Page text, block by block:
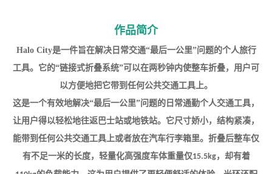
作品简介
Halo City是一件旨在解决日常交通“最后一公里”问题的个人旅行
工具。它的“链接式折叠系统”可以在两秒钟内使整车折叠，用户可
以方便地把它带到任何公共交通工具上。
这是一个有效地解决“最后一公里”问题的日常通勤个人交通工具，
让用户得以轻松地往返巴士站或地铁站。它尺寸娇小，结构紧凑，
能带到任何公共交通工具上或者放在汽车行李箱里。折叠后整车仅
有不足一米的长度，轻量化高强度车体重量仅15.5kg，却有着